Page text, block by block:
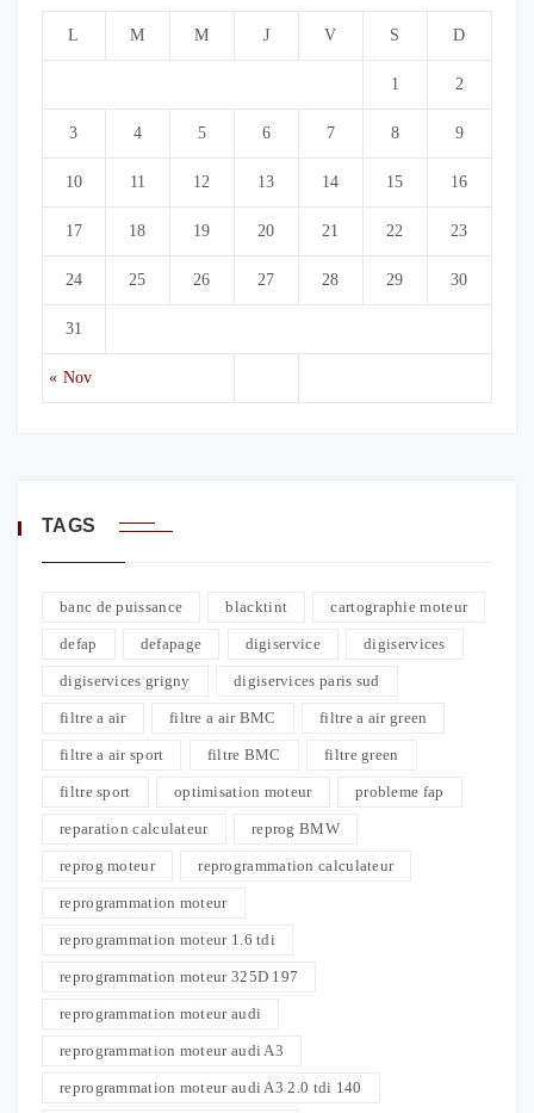
L M M J V S D
« Nov
1 2
3 4 5 6 7 8 9
10 11 12 13 14 15 16
17 18 19 20 21 22 23
24 25 26 27 28 29 30
31
TAGS
banc de puissance blacktint cartographie moteur
defap defapage digiservice digiservices
digiservices grigny digiservices paris sud
filtre a air filtre a air BMC filtre a air green
filtre a air sport filtre BMC filtre green
filtre sport optimisation moteur probleme fap
reparation calculateur reprog BMW
reprog moteur reprogrammation calculateur
reprogrammation moteur
reprogrammation moteur 1.6 tdi
reprogrammation moteur 325D 197
reprogrammation moteur audi
reprogrammation moteur audi A3
reprogrammation moteur audi A3 2.0 tdi 140